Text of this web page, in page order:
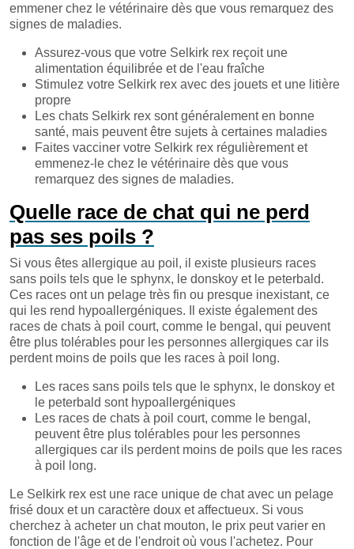
emmener chez le vétérinaire dès que vous remarquez des
signes de maladies.
Assurez-vous que votre Selkirk rex reçoit une
alimentation équilibrée et de l'eau fraîche
Stimulez votre Selkirk rex avec des jouets et une litière
propre
Les chats Selkirk rex sont généralement en bonne
santé, mais peuvent être sujets à certaines maladies
Faites vacciner votre Selkirk rex régulièrement et
emmenez-le chez le vétérinaire dès que vous
remarquez des signes de maladies.
Quelle race de chat qui ne perd
pas ses poils ?
Si vous êtes allergique au poil, il existe plusieurs races
sans poils tels que le sphynx, le donskoy et le peterbald.
Ces races ont un pelage très fin ou presque inexistant, ce
qui les rend hypoallergéniques. Il existe également des
races de chats à poil court, comme le bengal, qui peuvent
être plus tolérables pour les personnes allergiques car ils
perdent moins de poils que les races à poil long.
Les races sans poils tels que le sphynx, le donskoy et
le peterbald sont hypoallergéniques
Les races de chats à poil court, comme le bengal,
peuvent être plus tolérables pour les personnes
allergiques car ils perdent moins de poils que les races
à poil long.
Le Selkirk rex est une race unique de chat avec un pelage
frisé doux et un caractère doux et affectueux. Si vous
cherchez à acheter un chat mouton, le prix peut varier en
fonction de l'âge et de l'endroit où vous l'achetez. Pour